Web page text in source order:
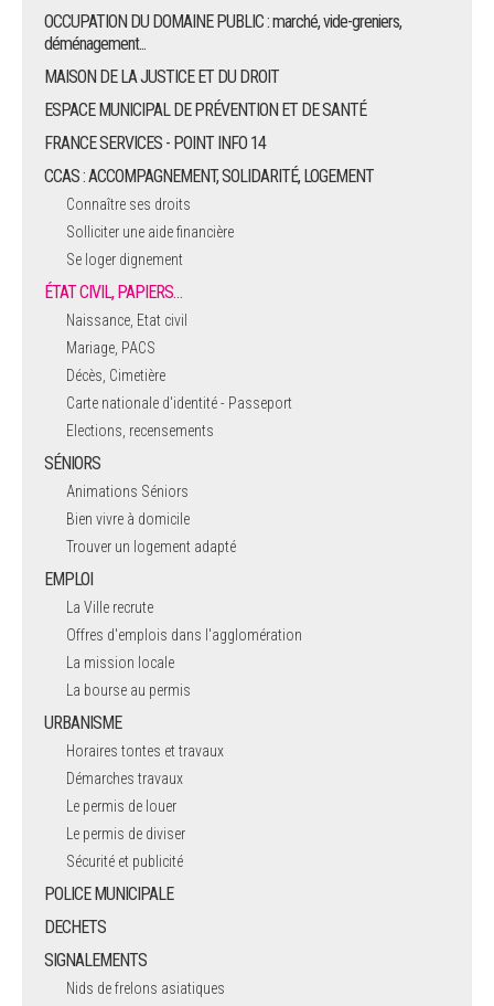
OCCUPATION DU DOMAINE PUBLIC : marché, vide-greniers,
déménagement...
MAISON DE LA JUSTICE ET DU DROIT
ESPACE MUNICIPAL DE PRÉVENTION ET DE SANTÉ
FRANCE SERVICES - POINT INFO 14
CCAS : ACCOMPAGNEMENT, SOLIDARITÉ, LOGEMENT
Connaître ses droits
Solliciter une aide financière
Se loger dignement
ÉTAT CIVIL, PAPIERS…
Naissance, Etat civil
Mariage, PACS
Décès, Cimetière
Carte nationale d'identité - Passeport
Elections, recensements
SÉNIORS
Animations Séniors
Bien vivre à domicile
Trouver un logement adapté
EMPLOI
La Ville recrute
Offres d'emplois dans l'agglomération
La mission locale
La bourse au permis
URBANISME
Horaires tontes et travaux
Démarches travaux
Le permis de louer
Le permis de diviser
Sécurité et publicité
POLICE MUNICIPALE
DECHETS
SIGNALEMENTS
Nids de frelons asiatiques